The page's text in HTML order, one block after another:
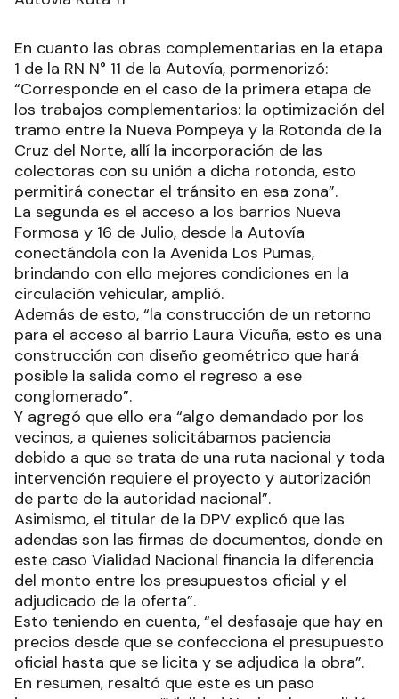
En cuanto las obras complementarias en la etapa
1 de la RN N° 11 de la Autovía, pormenorizó:
“Corresponde en el caso de la primera etapa de
los trabajos complementarios: la optimización del
tramo entre la Nueva Pompeya y la Rotonda de la
Cruz del Norte, allí la incorporación de las
colectoras con su unión a dicha rotonda, esto
permitirá conectar el tránsito en esa zona”.
La segunda es el acceso a los barrios Nueva
Formosa y 16 de Julio, desde la Autovía
conectándola con la Avenida Los Pumas,
brindando con ello mejores condiciones en la
circulación vehicular, amplió.
Además de esto, “la construcción de un retorno
para el acceso al barrio Laura Vicuña, esto es una
construcción con diseño geométrico que hará
posible la salida como el regreso a ese
conglomerado”.
Y agregó que ello era “algo demandado por los
vecinos, a quienes solicitábamos paciencia
debido a que se trata de una ruta nacional y toda
intervención requiere el proyecto y autorización
de parte de la autoridad nacional”.
Asimismo, el titular de la DPV explicó que las
adendas son las firmas de documentos, donde en
este caso Vialidad Nacional financia la diferencia
del monto entre los presupuestos oficial y el
adjudicado de la oferta”.
Esto teniendo en cuenta, “el desfasaje que hay en
precios desde que se confecciona el presupuesto
oficial hasta que se licita y se adjudica la obra”.
En resumen, resaltó que este es un paso